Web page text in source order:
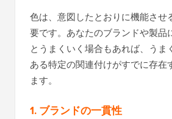
色は、意図したとおりに機能させ
要です。あなたのブランドや製品
とうまくいく場合もあれば、うま
ある特定の関連付けがすでに存在
ます。
1. ブランドの一貫性